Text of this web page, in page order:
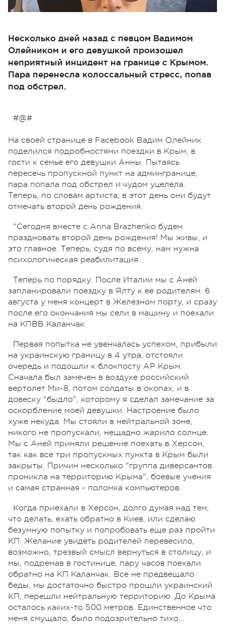
Несколько дней назад с певцом Вадимом
Олейником и его девушкой произошел
неприятный инцидент на границе с Крымом.
Пара перенесла колоссальный стресс, попав
под обстрел.
#@#
На своей странице в Facebook Вадим Олейник
поделился подробностями поездки в Крым, в
гости к семье его девушки Анны. Пытаясь
пересечь пропускной пункт на админгранице,
пара попала под обстрел и чудом уцелела.
Теперь, по словам артиста, в этот день они будут
отмечать второй день рождения.
"Сегодня вместе с Anna Brazhenko будем
праздновать второй день рождения! Мы живы, и
это главное. Теперь, судя по всему, нам нужна
психологическая реабилитация...
Теперь по порядку. После Италии мы с Аней
запланировали поездку в Ялту к ее родителям. 6
августа у меня концерт в Железном порту, и сразу
после его окончания мы сели в машину и поехали
на КПВВ Каланчак.
Первая попытка не увенчалась успехом, прибыли
на украинскую границу в 4 утра, отстояли
очередь и подошли к блокпосту АР Крым.
Сначала был замечен в воздухе российский
вертолет Ми-8, потом солдаты в окопах, и в
довеску "быдло", которому я сделал замечание за
оскорбление моей девушки. Настроение было
хуже некуда. Мы стояли в нейтральной зоне,
никого не пропускали, нещадно жарило солнце.
Мы с Аней приняли решение поехать в Херсон,
так как все три пропускных пункта в Крым были
закрыты. Причин несколько "группа диверсантов
проникла на территорию Крыма", боевые учения
и самая странная - поломка компьютеров.
Когда приехали в Херсон, долго думая над тем,
что делать, ехать обратно в Киев, или сделаю
безумную попытку и попробовать еще раз пройти
КП. Желание увидеть родителей перевесило,
возможно, трезвый смысл вернуться в столицу, и
мы, подремав в гостинице, пару часов поехали
обратно на КП Каланчак. Все не предвещало
беды, мы достаточно быстро прошли украинский
КП, перешли нейтральную территорию. До Крыма
осталось каких-то 500 метров. Единственное что
меня смущало, было подозрительно тихо...